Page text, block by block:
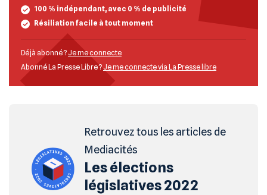
100 % indépendant, avec 0 % de publicité
Résiliation facile à tout moment
Déjà abonné ? Je me connecte
Abonné La Presse Libre ?Je me connecte via La Presse libre
Retrouvez tous les articles de
Mediacités
Les élections
législatives 2022